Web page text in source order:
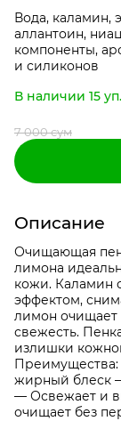
Вода, каламин,
аллантоин,
компоненты,
и силиконов
В наличии 15 уп.
7 000 сум
Описание
Очищающая
лимона
кожи. Каламин
эффектом,
лимон очищает
свежесть.
излишки
жирный блеск
— Освежает и
очищает без